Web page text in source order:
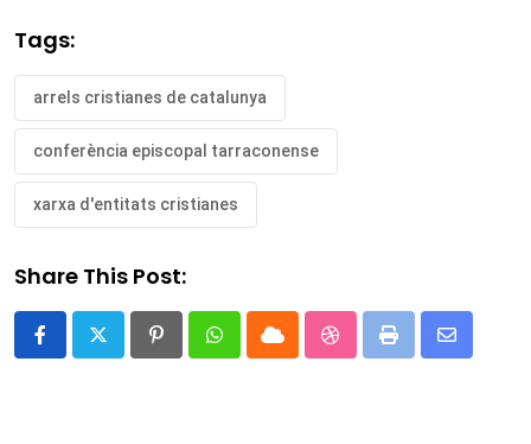
Tags:
arrels cristianes de catalunya
conferència episcopal tarraconense
xarxa d'entitats cristianes
Share This Post:
PinterestWhatsapp
Cloud StumbleUpon
Print
Share